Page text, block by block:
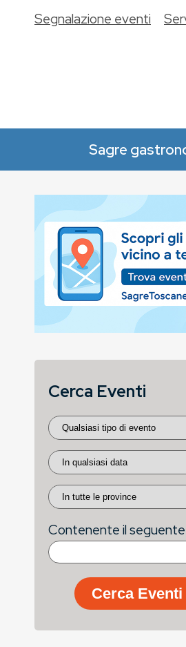
Sagre
Segnalazione eventi
Cerca Eventi
Contenente il
Cerca Eventi